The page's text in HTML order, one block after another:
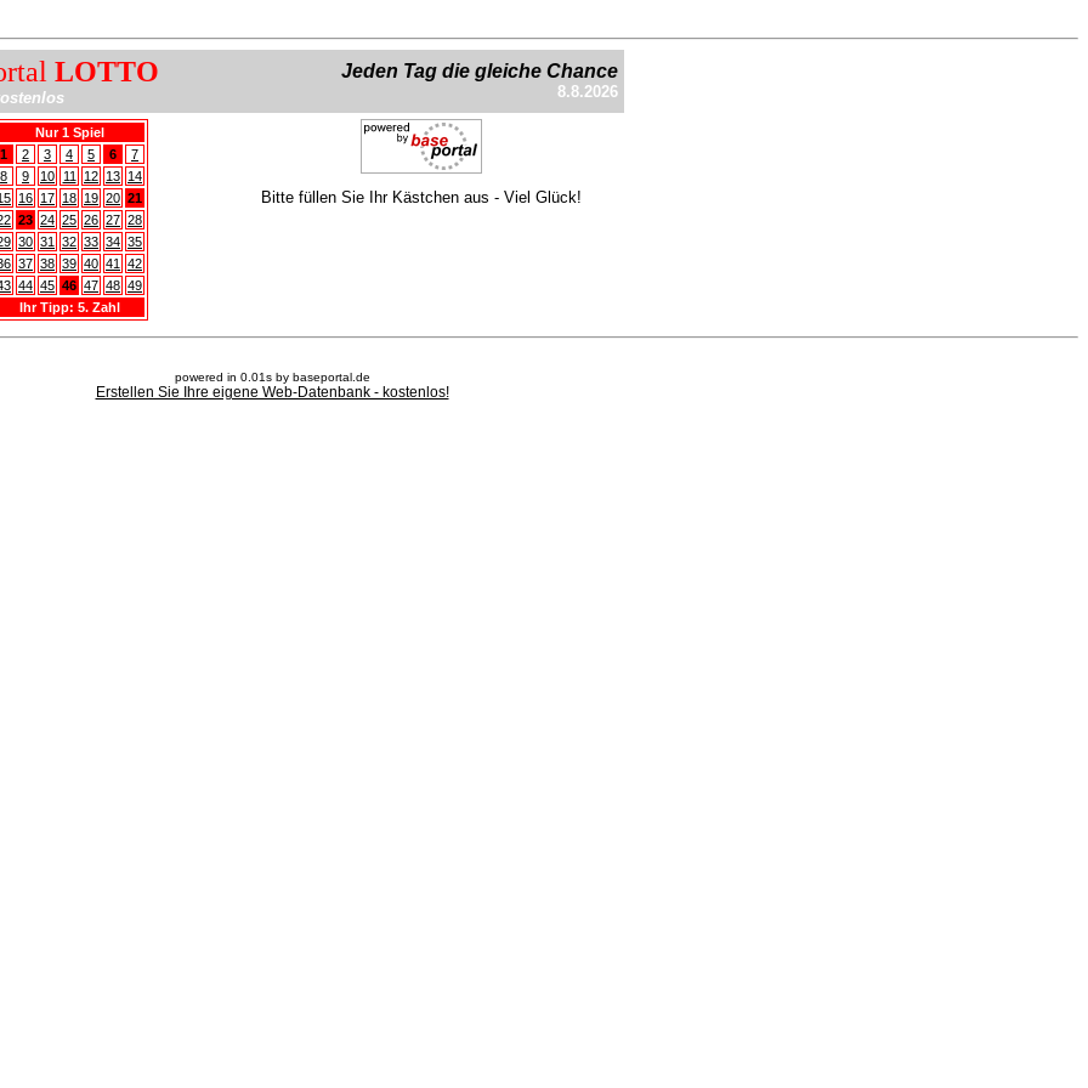
LOTTO Jeden Tag die gleiche Chance
8.8.2026
Nur 1 Spiel
1
2 3 4 5 6
7
8
9 10 11 12 13 14
16 17 18 19 20 21
23 24 25 26 27 28
30 31 32 33 34 35
37 38 39 40 41
42
44 45 46 47 48 49
Ihr Tipp: 5. Zahl
Bitte füllen Sie Ihr Kästchen aus - Viel Glück!
powered in 0.01s by baseportal.de
Erstellen Sie Ihre eigene Web-Datenbank - kostenlos!